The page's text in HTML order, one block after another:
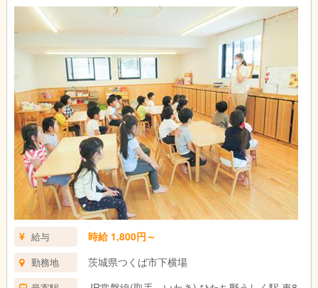
給与 時給 1,800円～
勤務地 茨城県つくば市下横場